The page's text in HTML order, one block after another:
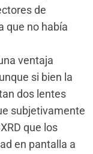
de
que no había
ventaja
si bien la
dos lentes
subjetivamente
que los
en pantalla a